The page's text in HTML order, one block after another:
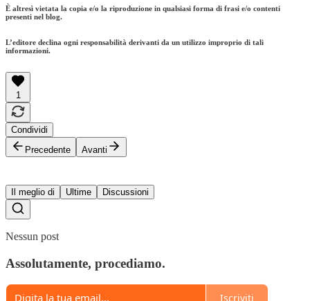
È altresì vietata la copia e/o la riproduzione in qualsiasi forma di frasi e/o contenti
presenti nel blog.
L’editore declina ogni responsabilità derivanti da un utilizzo improprio di tali
informazioni.
1
Condividi
Precedente
Avanti
Il meglio di Ultime Discussioni
Nessun post
Assolutamente, procediamo.
Iscriviti